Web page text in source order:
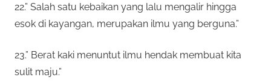
22.” Salah satu kebaikan yang lalu mengalir hingga
esok di kayangan, merupakan ilmu yang berguna.”
23.” Berat kaki menuntut ilmu hendak membuat kita
sulit maju.”